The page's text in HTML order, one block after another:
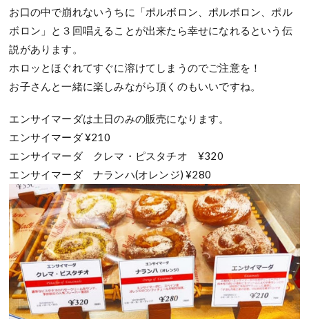
お口の中で崩れないうちに「ポルボロン、ポルボロン、ポル
ボロン」と３回唱えることが出来たら幸せになれるという伝
説があります。
ホロッとほぐれてすぐに溶けてしまうのでご注意を！
お子さんと一緒に楽しみながら頂くのもいいですね。
エンサイマーダは土日のみの販売になります。
エンサイマーダ ¥210
エンサイマーダ クレマ・ピスタチオ ¥320
エンサイマーダ ナランハ(オレンジ) ¥280